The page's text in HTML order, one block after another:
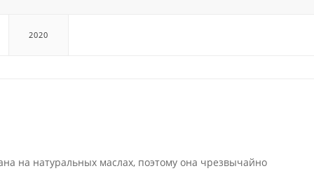
2020
на натуральных маслах, поэтому она чрезвычайно